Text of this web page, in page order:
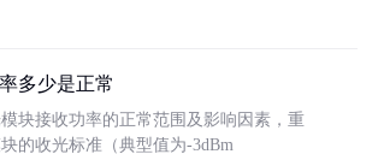
多少是正常
块接收功率的正常范围及影响因素，重
的收光标准（典型值为-3dBm